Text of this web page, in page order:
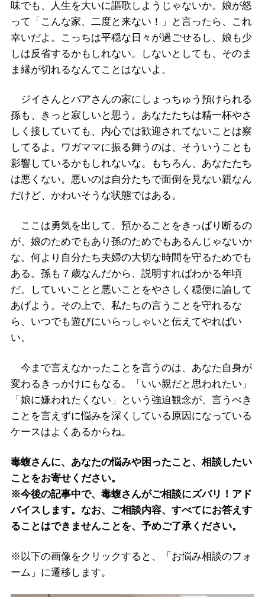
味でも、人生を大いに謳歌しようじゃないか。娘が怒
って「こんな家、二度と来ない！」と言ったら、これ
幸いだよ。こっちは平穏な日々が過ごせるし、娘も少
しは反省するかもしれない。しないとしても、そのま
ま縁が切れるなんてことはないよ。
ジイさんとバアさんの家にしょっちゅう預けられる
孫も、きっと寂しいと思う。あなたたちは精一杯やさ
しく接していても、内心では歓迎されてないことは察
してるよ。ワガママに振る舞うのは、そういうことも
影響しているかもしれないな。もちろん、あなたたち
は悪くない。悪いのは自分たちで面倒を見ない親なん
だけど、かわいそうな状態ではある。
ここは勇気を出して、預かることをきっぱり断るの
が、娘のためでもあり孫のためでもあるんじゃないか
な。何より自分たち夫婦の大切な時間を守るためでも
ある。孫も７歳なんだから、説明すればわかる年頃
だ。していいことと悪いことをやさしく穏便に諭して
あげよう。その上で、私たちの言うことを守れるな
ら、いつでも遊びにいらっしゃいと伝えてやればい
い。
今まで言えなかったことを言うのは、あなた自身が
変わるきっかけにもなる。「いい親だと思われたい」
「娘に嫌われたくない」という強迫観念が、言うべき
ことを言えずに悩みを深くしている原因になっている
ケースはよくあるからね。
毒蝮さんに、あなたの悩みや困ったこと、相談したい
ことをお寄せください。
※今後の記事中で、毒蝮さんがご相談にズバリ！アド
バイスします。なお、ご相談内容、すべてにお答えす
ることはできませんことを、予めご了承ください。
※以下の画像をクリックすると、「お悩み相談のフォ
ーム」に遷移します。